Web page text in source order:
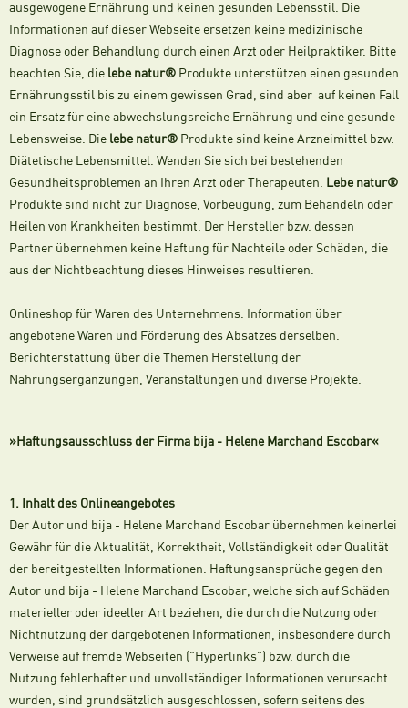
ausgewogene Ernährung und keinen gesunden Lebensstil. Die
Informationen auf dieser Webseite ersetzen keine medizinische
Diagnose oder Behandlung durch einen Arzt oder Heilpraktiker. Bitte
beachten Sie, die lebe natur® Produkte unterstützen einen gesunden
Ernährungsstil bis zu einem gewissen Grad, sind aber auf keinen Fall
ein Ersatz für eine abwechslungsreiche Ernährung und eine gesunde
Lebensweise. Die lebe natur® Produkte sind keine Arzneimittel bzw.
Diätetische Lebensmittel. Wenden Sie sich bei bestehenden
Gesundheitsproblemen an Ihren Arzt oder Therapeuten. Lebe natur®
Produkte sind nicht zur Diagnose, Vorbeugung, zum Behandeln oder
Heilen von Krankheiten bestimmt. Der Hersteller bzw. dessen
Partner übernehmen keine Haftung für Nachteile oder Schäden, die
aus der Nichtbeachtung dieses Hinweises resultieren.
Onlineshop für Waren des Unternehmens. Information über
angebotene Waren und Förderung des Absatzes derselben.
Berichterstattung über die Themen Herstellung der
Nahrungsergänzungen, Veranstaltungen und diverse Projekte.
»Haftungsausschluss der Firma bija - Helene Marchand Escobar«
1. Inhalt des Onlineangebotes
Der Autor und bija - Helene Marchand Escobar übernehmen keinerlei
Gewähr für die Aktualität, Korrektheit, Vollständigkeit oder Qualität
der bereitgestellten Informationen. Haftungsansprüche gegen den
Autor und bija - Helene Marchand Escobar, welche sich auf Schäden
materieller oder ideeller Art beziehen, die durch die Nutzung oder
Nichtnutzung der dargebotenen Informationen, insbesondere durch
Verweise auf fremde Webseiten ("Hyperlinks") bzw. durch die
Nutzung fehlerhafter und unvollständiger Informationen verursacht
wurden, sind grundsätzlich ausgeschlossen, sofern seitens des